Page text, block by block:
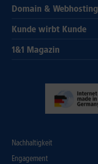
Domain & Webhosting
Kunde wirbt Kunde
1&1 Magazin
Nachhaltigkeit
Engagement